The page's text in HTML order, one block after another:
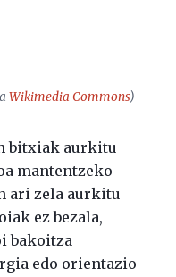
Wikimedia Commons)
bitxiak aurkitu
mantentzeko
ari zela aurkitu
ez bezala,
bakoitza
edo orientazio